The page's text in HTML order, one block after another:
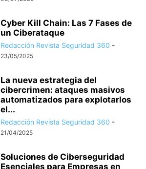
Cyber Kill Chain: Las 7 Fases de
un Ciberataque
Redacción Revista Seguridad 360 -
23/05/2025
La nueva estrategia del
cibercrimen: ataques masivos
automatizados para explotarlos
el...
Redacción Revista Seguridad 360 -
21/04/2025
Soluciones de Ciberseguridad
Esenciales para Empresas en